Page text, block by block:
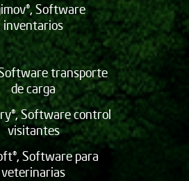
Software
inventarios
Software transporte
de carga
Software control
visitantes
Software para
veterinarias